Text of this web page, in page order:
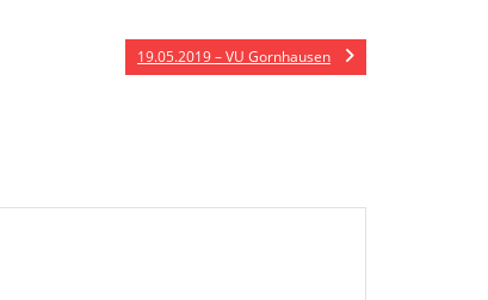
19.05.2019 – VU Gornhausen